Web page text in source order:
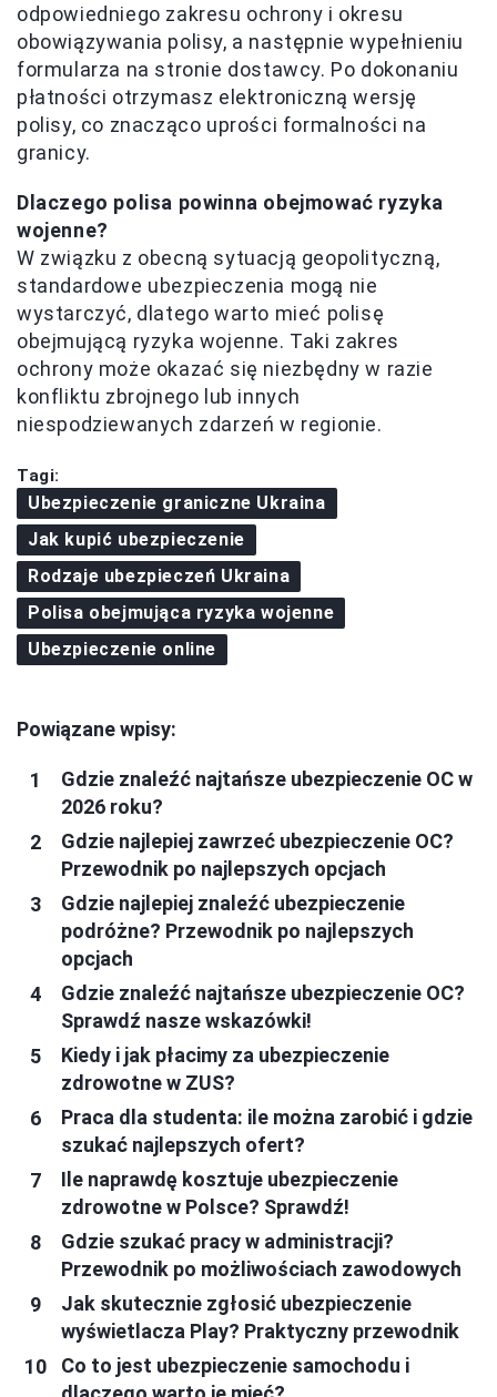
odpowiedniego zakresu ochrony i okresu
obowiązywania polisy, a następnie wypełnieniu
formularza na stronie dostawcy. Po dokonaniu
płatności otrzymasz elektroniczną wersję
polisy, co znacząco uprości formalności na
granicy.
Dlaczego polisa powinna obejmować ryzyka
wojenne?
W związku z obecną sytuacją geopolityczną,
standardowe ubezpieczenia mogą nie
wystarczyć, dlatego warto mieć polisę
obejmującą ryzyka wojenne. Taki zakres
ochrony może okazać się niezbędny w razie
konfliktu zbrojnego lub innych
niespodziewanych zdarzeń w regionie.
Tagi:
Ubezpieczenie graniczne Ukraina
Jak kupić ubezpieczenie
Rodzaje ubezpieczeń Ukraina
Polisa obejmująca ryzyka wojenne
Ubezpieczenie online
Powiązane wpisy:
Gdzie znaleźć najtańsze ubezpieczenie OC w
2026 roku?
Gdzie najlepiej zawrzeć ubezpieczenie OC?
Przewodnik po najlepszych opcjach
Gdzie najlepiej znaleźć ubezpieczenie
podróżne? Przewodnik po najlepszych
opcjach
Gdzie znaleźć najtańsze ubezpieczenie OC?
Sprawdź nasze wskazówki!
Kiedy i jak płacimy za ubezpieczenie
zdrowotne w ZUS?
Praca dla studenta: ile można zarobić i gdzie
szukać najlepszych ofert?
Ile naprawdę kosztuje ubezpieczenie
zdrowotne w Polsce? Sprawdź!
Gdzie szukać pracy w administracji?
Przewodnik po możliwościach zawodowych
Jak skutecznie zgłosić ubezpieczenie
wyświetlacza Play? Praktyczny przewodnik
Co to jest ubezpieczenie samochodu i